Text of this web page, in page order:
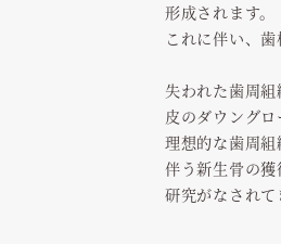
形成されます。
これに伴い、
失われた歯周
皮のダウングロ
理想的な歯周
伴う新生骨の
研究がなされて